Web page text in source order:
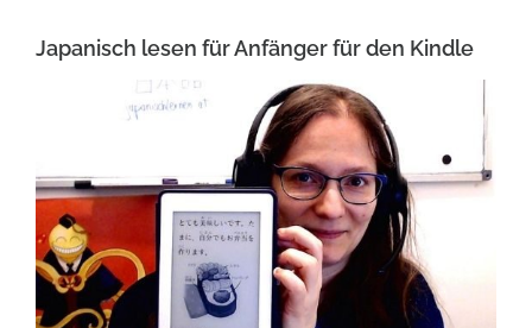
Japanisch lesen für Anfänger für den Kindle